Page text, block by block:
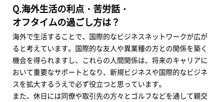
Q.海外生活の利点・苦労話・
オフタイムの過ごし方は？
海外で生活することで、国際的なビジネスネットワークが広が
ると考えています。国際的な友人や異業種の方との関係を築く
機会を得られますし、これらの人間関係は、将来のキャリアに
おいて重要なサポートとなり、新規ビジネスや国際的なビジネ
スを拡大するうえで必ず役立つと思っています。
また、休日には同僚や取引先の方々とゴルフなどを通して親交